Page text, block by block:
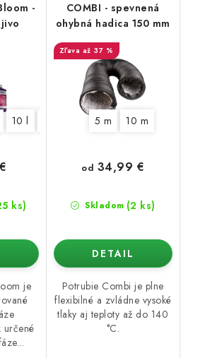
-
10 l
ks)
je
určené
COMBI - spevnená
ohybná hadica 150 mm
až 37 %
5 m 10 m
Skladom (2 ks)
od 34,99 €
DETAIL
Potrubie Combi je plne
flexibilné a zvládne vysoké
tlaky aj teploty až do 140
°C.